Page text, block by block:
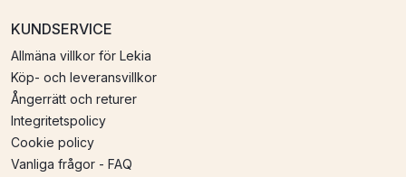
KUNDSERVICE
Allmäna villkor för Lekia
Köp- och leveransvillkor
Ångerrätt och returer
Integritetspolicy
Cookie policy
Vanliga frågor - FAQ